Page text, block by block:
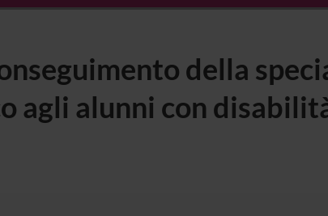
della
alunni con